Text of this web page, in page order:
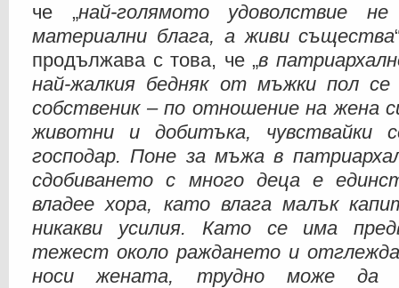
че „най-голямото удоволствие
материални блага, а живи същества
продължава с това, че „в
най-жалкия бедняк от мъжки пол се
собственик – по отношение на жена
животни и добитъка, чувствайки
господар. Поне за мъжа в
сдобиването с много деца е
владее хора, като влага малък
никакви усилия. Като се има
тежест около раждането и
носи жената, трудно може да